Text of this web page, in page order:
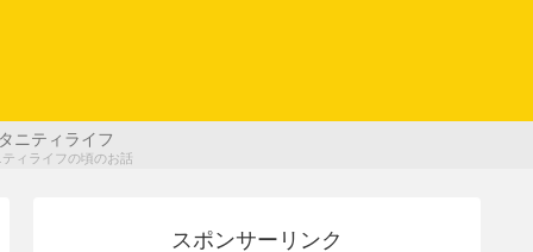
ニティライフ
ィライフの頃のお話
スポンサーリンク